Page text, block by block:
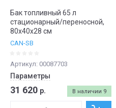
Бак топливный 65 л
стационарный/переносной,
80х40х28 см
CAN-SB
Артикул: 00087703
Параметры
В наличии 9
31 620 р.